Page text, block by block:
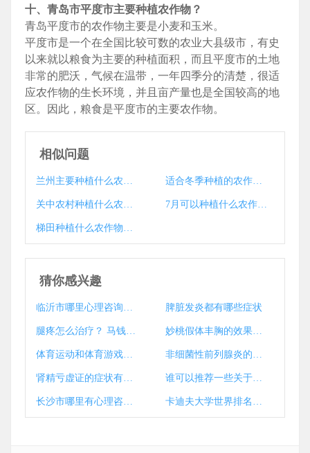
十、青岛市平度市主要种植农作物？
青岛平度市的农作物主要是小麦和玉米。
平度市是一个在全国比较可数的农业大县级市，有史
以来就以粮食为主要的种植面积，而且平度市的土地
非常的肥沃，气候在温带，一年四季分的清楚，很适
应农作物的生长环境，并且亩产量也是全国较高的地
区。因此，粮食是平度市的主要农作物。
相似问题
兰州主要种植什么农作物？ 适合冬季种植的农作物有哪些？
关中农村种植什么农作物合适？ 7月可以种植什么农作物？
梯田种植什么农作物？ 淮安种植什么农作物？
猜你感兴趣
临沂市哪里心理咨询好？ 脾脏发炎都有哪些症状
腿疼怎么治疗？ 马钱子治疗类风湿吗？ 妙桃假体丰胸的效果？ 胶原蛋白粉丰胸效果？
体育运动和体育游戏的区别和联系？ 非细菌性前列腺炎的表现是什么
肾精亏虚证的症状有哪些 谁可以推荐一些关于医学急救常识的书籍啊？
长沙市哪里有心理咨询门诊？ 卡迪夫大学世界排名？ 卡迪夫大学世界排名多少